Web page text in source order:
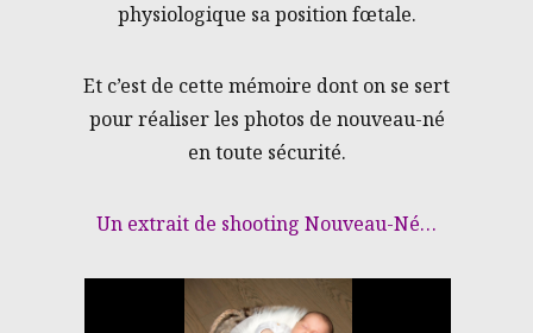
physiologique sa position fœtale.
Et c’est de cette mémoire dont on se sert
pour réaliser les photos de nouveau-né
en toute sécurité.
Un extrait de shooting Nouveau-Né…